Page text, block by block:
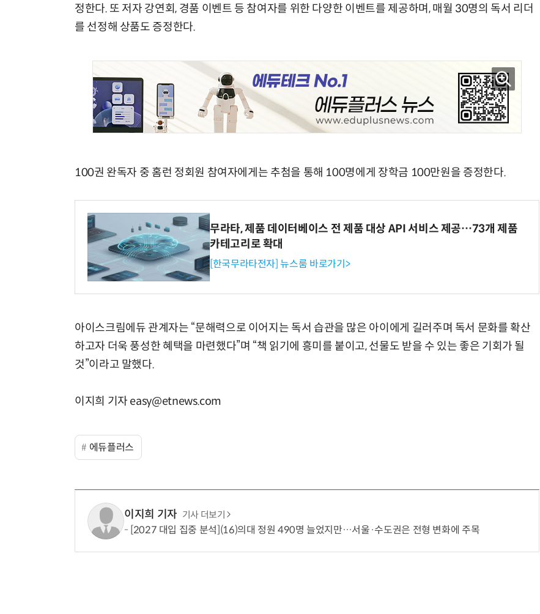
정한다. 또 저자 강연회, 경품 이벤트 등 참여자를 위한 다양한 이벤트를 제공하며, 매월 30명의 독서 리더
를 선정해 상품도 증정한다.
100권 완독자 중 홈런 정회원 참여자에게는 추첨을 통해 100명에게 장학금 100만원을 증정한다.
무라타, 제품 데이터베이스 전 제품 대상 API 서비스 제공…73개 제품
카테고리로 확대
[한국무라타전자] 뉴스룸 바로가기>
아이스크림에듀 관계자는 “문해력으로 이어지는 독서 습관을 많은 아이에게 길러주며 독서 문화를 확산
하고자 더욱 풍성한 혜택을 마련했다”며 “책 읽기에 흥미를 붙이고, 선물도 받을 수 있는 좋은 기회가 될
것”이라고 말했다.
이지희 기자 easy@etnews.com
에듀플러스
이지희 기자 기사 더보기
[2027 대입 집중 분석](16)의대 정원 490명 늘었지만…서울·수도권은 전형 변화에 주목